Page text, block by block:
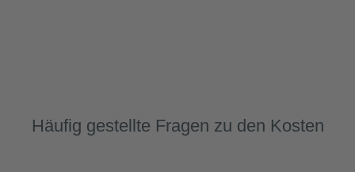
Häufig gestellte Fragen zu den Kosten